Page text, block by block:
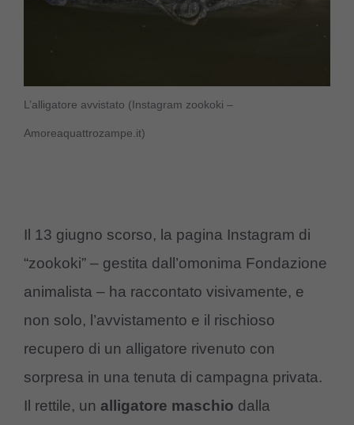
L’alligatore avvistato (Instagram zookoki –
Amoreaquattrozampe.it)
Il 13 giugno scorso, la pagina Instagram di
“zookoki” – gestita dall’omonima Fondazione
animalista – ha raccontato visivamente, e
non solo, l’avvistamento e il rischioso
recupero di un alligatore rivenuto con
sorpresa in una tenuta di campagna privata.
Il rettile, un alligatore maschio dalla